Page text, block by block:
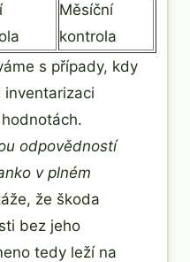
Měsíční
kontrola
s případy, kdy
odpovědností
v plném
že škoda
bez jeho
tedy leží na